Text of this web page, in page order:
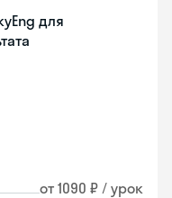
для
от 1090 ₽ / урок